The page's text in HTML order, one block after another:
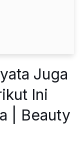
Juga
Ini
| Beauty